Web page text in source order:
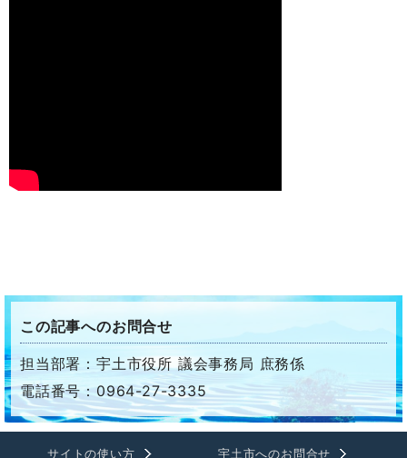
この記事へのお問合せ
担当部署：宇土市役所 議会事務局 庶務係
電話番号：0964-27-3335
サイトの使い方 宇土市へのお問合せ